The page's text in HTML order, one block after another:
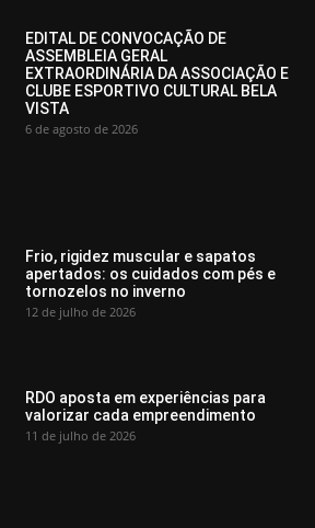
EDITAL DE CONVOCAÇÃO DE
ASSEMBLEIA GERAL
EXTRAORDINÁRIA DA ASSOCIAÇÃO E
CLUBE ESPORTIVO CULTURAL BELA
VISTA
6 de agosto de 2026
Frio, rigidez muscular e sapatos
apertados: os cuidados com pés e
tornozelos no inverno
12 de julho de 2026
RDO aposta em experiências para
valorizar cada empreendimento
11 de julho de 2026